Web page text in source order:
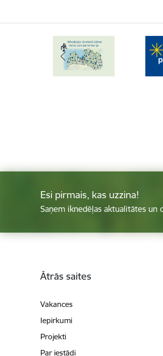
Esi pirmais, kas uzzina!
Saņem iknedēļas aktualitātes un
Ātrās saites
Vakances
Iepirkumi
Projekti
Par iestādi